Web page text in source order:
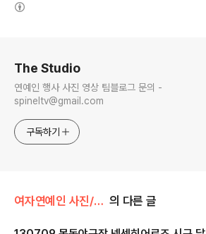
The Studio
연예인 행사 사진 영상 팀블로그 문의 -
spineltv@gmail.com
구독하기
여자연예인 사진/달샤벳 의 다른 글